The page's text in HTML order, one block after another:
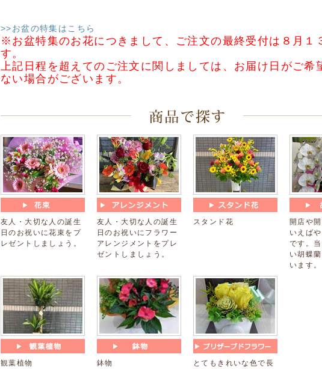
>>お盆の特集はこちら
※お盆特集のお花につきまして、ご注文の最終受付は８月１
す。
上記日程を超えてのご注文に関しましては、お届け日がご希
ない場合がございます。
友人・大切な人の誕生
日のお祝いに花束をプ
レゼントしましょう。
友人・大切な人の誕生
日のお祝いにフラワー
アレンジメントをプレ
ゼントしましょう。
スタンド花
開店や
いえば
です。
い胡蝶
います。
観葉植物 鉢物
とてもきれいな色で長